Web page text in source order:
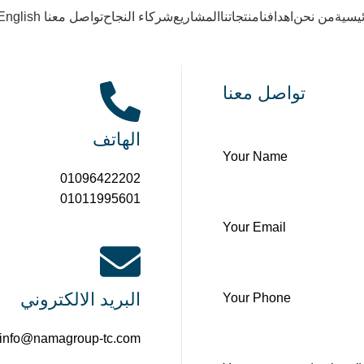
من نحن اهدافنامنتجاتنا المشاريعشركاء النجاحتواصل معنا
تواصل معنا
Your Name
Your Email
Your Phone
الهاتف
01096422202
01011995601
البريد الالكتروني
info@namagroup-tc.com